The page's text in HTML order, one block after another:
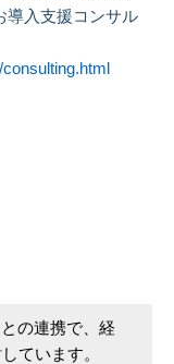
導入支援コンサル
の連携で、経
ています。